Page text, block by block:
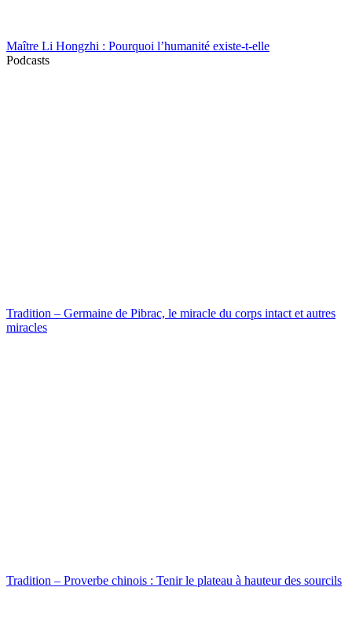
Maître Li Hongzhi : Pourquoi l’humanité existe-t-elle
Podcasts
Tradition – Germaine de Pibrac, le miracle du corps intact et autres
miracles
Tradition – Proverbe chinois : Tenir le plateau à hauteur des sourcils